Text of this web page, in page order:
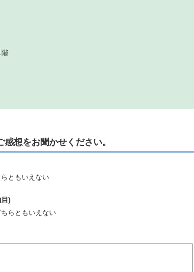
階
想をお聞かせください。
らともいえない
)
ちらともいえない